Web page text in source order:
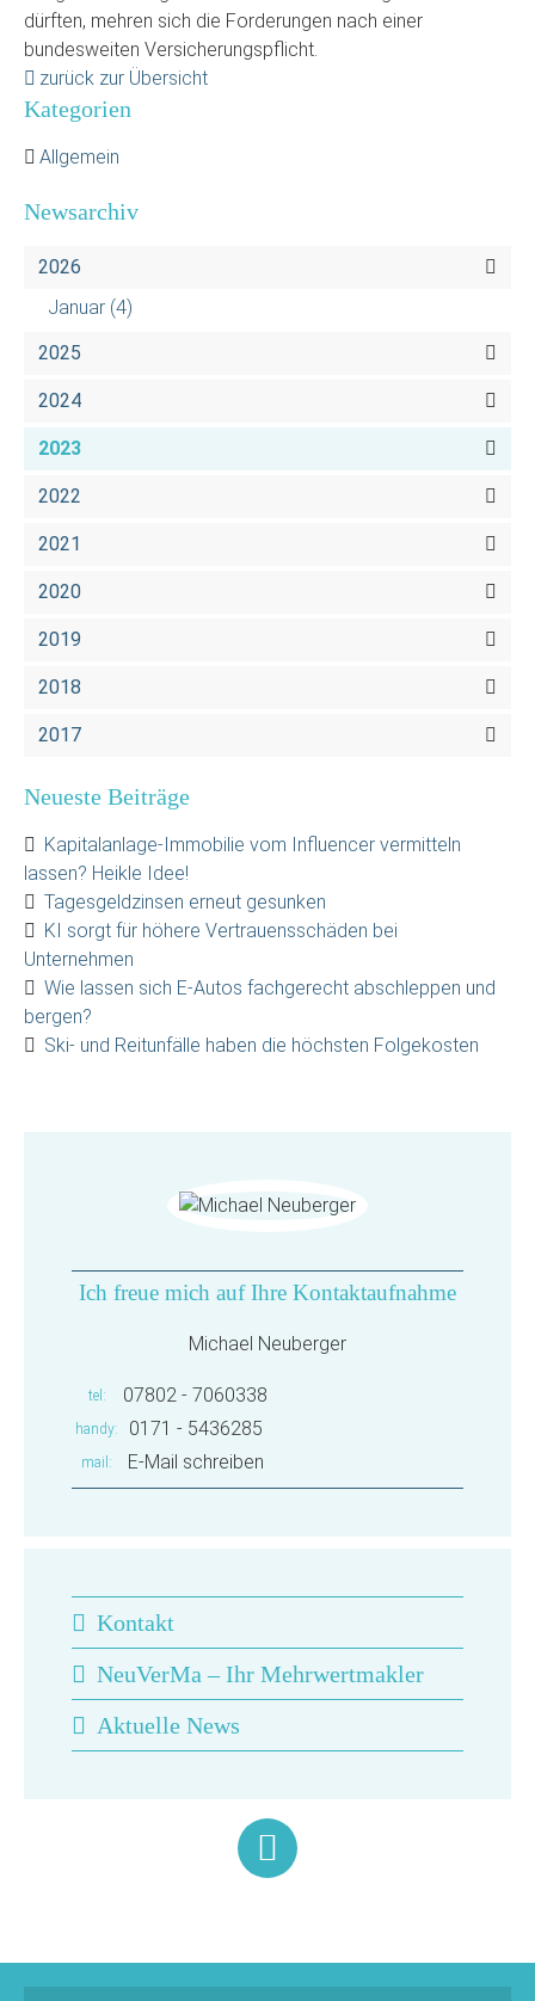
dürften, mehren sich die Forderungen nach einer
bundesweiten Versicherungspflicht.
zurück zur Übersicht
Kategorien
Allgemein
Newsarchiv
2026
Januar (4)
2025
2024
2023
2022
2021
2020
2019
2018
2017
Neueste Beiträge
Kapitalanlage-Immobilie vom Influencer vermitteln
lassen? Heikle Idee!
Tagesgeldzinsen erneut gesunken
KI sorgt für höhere Vertrauensschäden bei
Unternehmen
Wie lassen sich E-Autos fachgerecht abschleppen und
bergen?
Ski- und Reitunfälle haben die höchsten Folgekosten
Ich freue mich auf Ihre Kontaktaufnahme
Michael Neuberger
tel 07802 - 7060338
handy 0171 - 5436285
mail E-Mail schreiben
Kontakt
NeuVerMa – Ihr Mehrwertmakler
Aktuelle News